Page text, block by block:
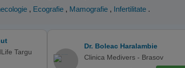
, Ecografie , Mamografie , Infertilitate .
Targu
Dr. Boleac Haralambie
Clinica Medivers - Brasov